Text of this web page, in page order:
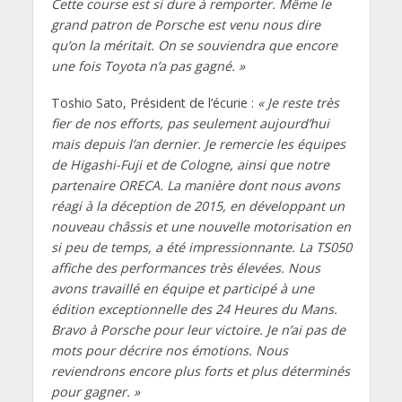
Cette course est si dure à remporter. Même le
grand patron de Porsche est venu nous dire
qu’on la méritait. On se souviendra que encore
une fois Toyota n’a pas gagné. »
Toshio Sato, Président de l’écurie : « Je reste très
fier de nos efforts, pas seulement aujourd’hui
mais depuis l’an dernier. Je remercie les équipes
de Higashi-Fuji et de Cologne, ainsi que notre
partenaire ORECA. La manière dont nous avons
réagi à la déception de 2015, en développant un
nouveau châssis et une nouvelle motorisation en
si peu de temps, a été impressionnante. La TS050
affiche des performances très élevées. Nous
avons travaillé en équipe et participé à une
édition exceptionnelle des 24 Heures du Mans.
Bravo à Porsche pour leur victoire. Je n’ai pas de
mots pour décrire nos émotions. Nous
reviendrons encore plus forts et plus déterminés
pour gagner. »